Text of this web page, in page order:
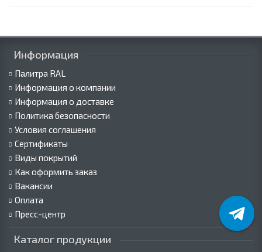
Информация
Палитра RAL
Информация о компании
Информация о доставке
Политика безопасности
Условия соглашения
Сертификаты
Виды покрытий
Как оформить заказ
Вакансии
Оплата
Пресс-центр
Каталог продукции